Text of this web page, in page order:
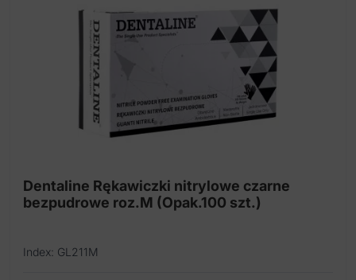
Dentaline Rękawiczki nitrylowe czarne
bezpudrowe roz.M (Opak.100 szt.)
Index: GL211M